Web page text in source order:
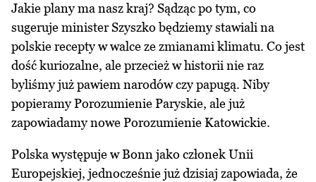
Jakie plany ma nasz kraj? Sądząc po tym, co
sugeruje minister Szyszko będziemy stawiali na
polskie recepty w walce ze zmianami klimatu. Co jest
dość kuriozalne, ale przecież w historii nie raz
byliśmy już pawiem narodów czy papugą. Niby
popieramy Porozumienie Paryskie, ale już
zapowiadamy nowe Porozumienie Katowickie.
Polska występuje w Bonn jako członek Unii
Europejskiej, jednocześnie już dzisiaj zapowiada, że